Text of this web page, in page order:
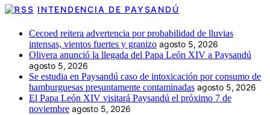
INTENDENCIA DE PAYSANDÚ
Cecoed reitera advertencia por probabilidad de lluvias
intensas, vientos fuertes y granizo agosto 5, 2026
Olivera anunció la llegada del Papa León XIV a Paysandú
agosto 5, 2026
Se estudia en Paysandú caso de intoxicación por consumo de
hamburguesas presuntamente contaminadas agosto 5, 2026
El Papa León XIV visitará Paysandú el próximo 7 de
noviembre agosto 5, 2026